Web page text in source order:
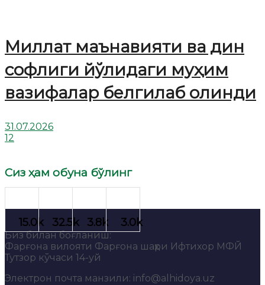
Миллат маънавияти ва дин
софлиги йўлидаги муҳим
вазифалар белгилаб олинди
31.07.2026
12
Сиз ҳам обуна бўлинг
Биз билан боғланиш:
Фарғона вилояти Фарғона шаҳри Ифтихор МФЙ
Тутзор кўчаси 14-уй
Электрон почта манзили: info@alhidoya.uz